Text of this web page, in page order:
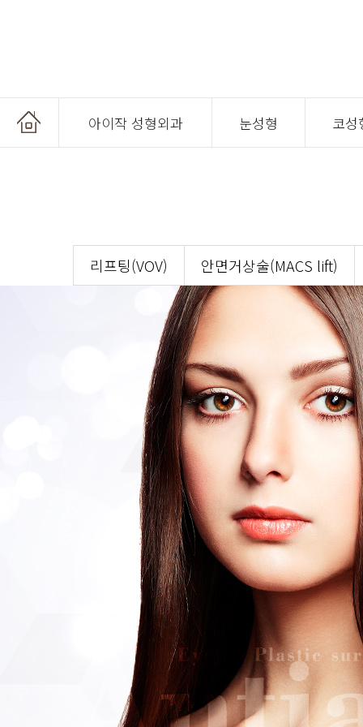
아이작 성형외과 눈성형 코성
온라인 예약
공지사항
전후사진
오시는 길
리프팅(VOV) 안면거상술(MACS lift)